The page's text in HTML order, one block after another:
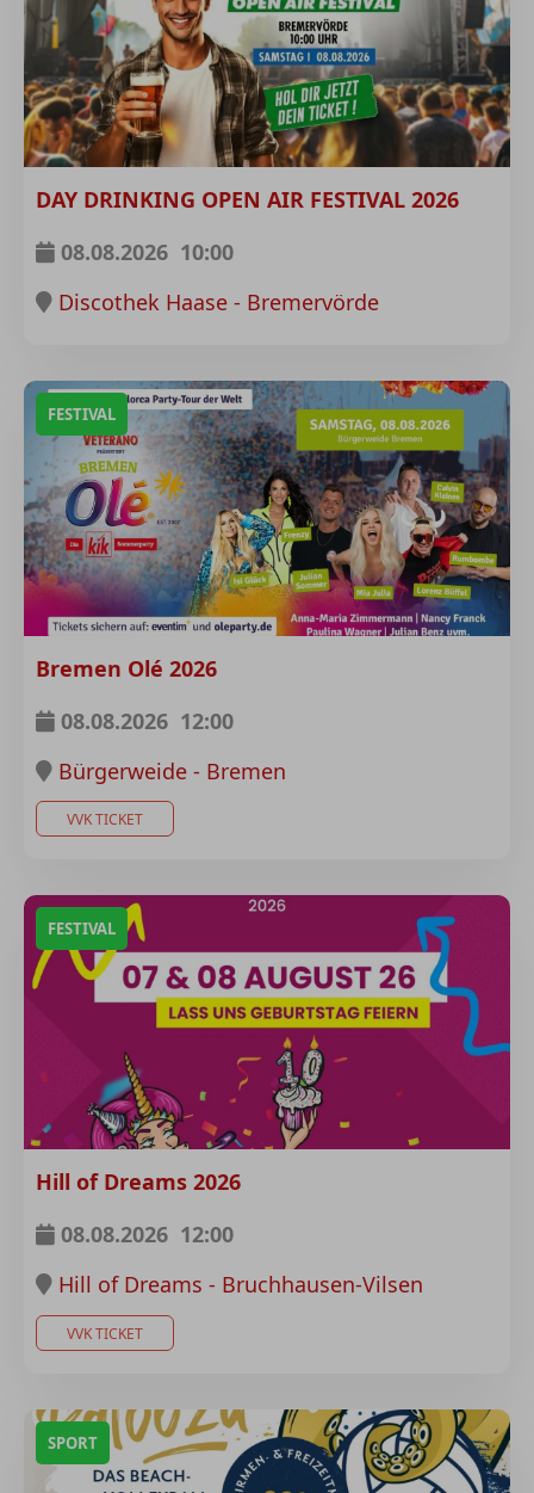
DAY DRINKING OPEN AIR FESTIVAL 2026
08.08.2026 10:00
Discothek Haase - Bremervörde
FESTIVAL
Bremen Olé 2026
08.08.2026 12:00
Bürgerweide - Bremen
VVK TICKET
FESTIVAL
Hill of Dreams 2026
08.08.2026 12:00
Hill of Dreams - Bruchhausen-Vilsen
VVK TICKET
SPORT